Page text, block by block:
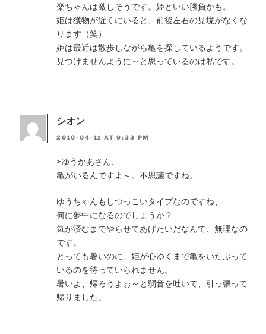
楽ちゃんは激しそうです。姫といい勝負かも。
姫は獲物が近くにいると、前後左右の見境がなくな
ります（笑）
姫は最近は散歩しながら亀を探しているようです。
見つけませんように～と思っているのは私です。
シオン
2010-04-11 AT 9:33 PM
>ゆうかあさん、
亀がいるんですよ～。不思議ですね。
ゆうちゃんもしつっこいタイプなのですね、
何に夢中になるのでしょうか？
気が済むまでやらせてあげたいだなんて、無理なの
です。
とっても暑いのに、姫が心ゆくまで亀をいたぶって
いるのを待っていられません。
暑いよ、帰ろうよぉ～と弱音を吐いて、引っ張って
帰りました。